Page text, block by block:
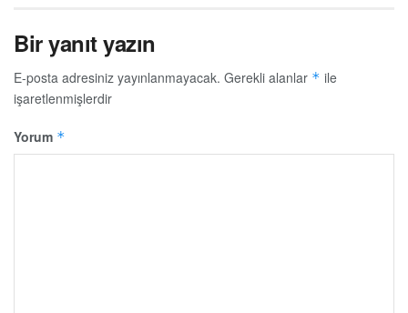
Bir yanıt yazın
E-posta adresiniz yayınlanmayacak. Gerekli alanlar * ile
işaretlenmişlerdir
Yorum *